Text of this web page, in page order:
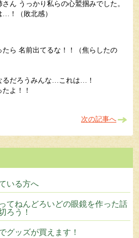
ん うっかり私らの心鷲掴みでした。
！（敗北感）
ら 名前出てるな！！（焦らしたの
るだろうみんな…これは…！
よ！！
次の記事へ
いる方へ
てねんどろいどの眼鏡を作った話
ろう！
グッズが買えます！